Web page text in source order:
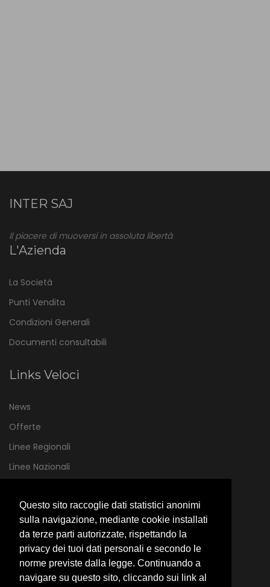
Questo sito raccoglie dati statistici anonimi
sulla navigazione, mediante cookie installati
da terze parti autorizzate, rispettando la
privacy dei tuoi dati personali e secondo le
norme previste dalla legge. Continuando a
navigare su questo sito, cliccando sui link al
INTER SAJ
Il piacere di muoversi in assoluta libertà
L'Azienda
La Società
Punti Vendita
Condizioni Generali
Documenti consultabili
Links Veloci
News
Offerte
Linee Regionali
Linee Nazionali
Informazioni di Contatto
Contrada Rovitti 62
87075 Trebisacce (CS)
0981 500331